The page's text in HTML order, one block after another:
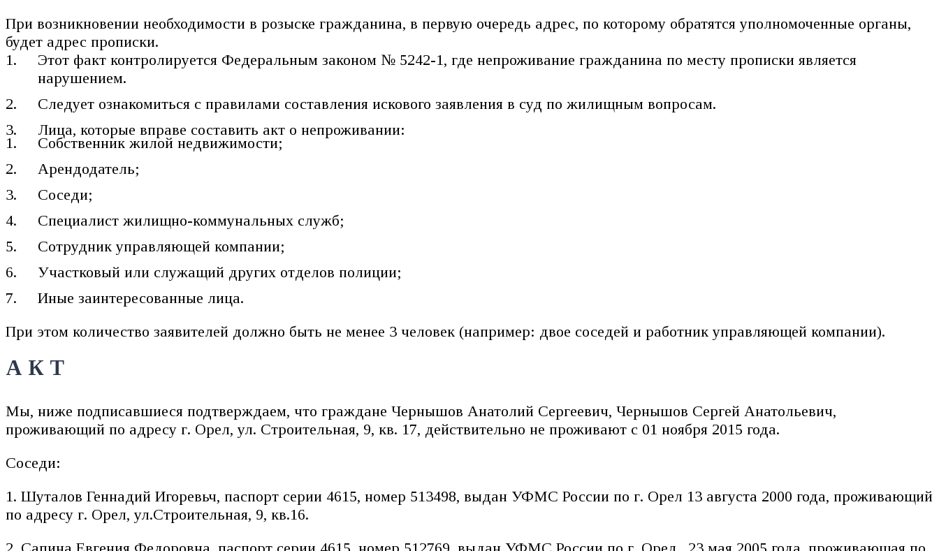
При возникновении необходимости в розыске гражданина, в первую очередь адрес, по которому обратятся уполномоченные органы,
будет адрес прописки.
Этот факт контролируется Федеральным законом № 5242-1, где непроживание гражданина по месту прописки является
нарушением.
Следует ознакомиться с правилами составления искового заявления в суд по жилищным вопросам.
Лица, которые вправе составить акт о непроживании:
Собственник жилой недвижимости;
Арендодатель;
Соседи;
Специалист жилищно-коммунальных служб;
Сотрудник управляющей компании;
Участковый или служащий других отделов полиции;
Иные заинтересованные лица.
При этом количество заявителей должно быть не менее 3 человек (например: двое соседей и работник управляющей компании).
А К Т
Мы, ниже подписавшиеся подтверждаем, что граждане Чернышов Анатолий Сергеевич, Чернышов Сергей Анатольевич,
проживающий по адресу г. Орел, ул. Строительная, 9, кв. 17, действительно не проживают с 01 ноября 2015 года.
Соседи:
1. Шуталов Геннадий Игоревьч, паспорт серии 4615, номер 513498, выдан УФМС России по г. Орел 13 августа 2000 года, проживающий
по адресу г. Орел, ул.Строительная, 9, кв.16.